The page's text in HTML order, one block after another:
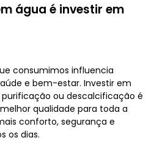
água é investir em
consumimos influencia
e bem-estar. Investir em
ou descalcificação é
qualidade para toda a
conforto, segurança e
os dias.